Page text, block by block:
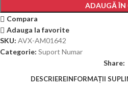
ADAUGĂ ÎN
Compara
Adauga la favorite
SKU: AVX-AM01642
Categorie: Suport Numar
Share:
DESCRIEREINFORMAȚII